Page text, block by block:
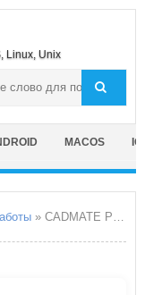
Linux, Unix
MACOS
» CADMATE Professional